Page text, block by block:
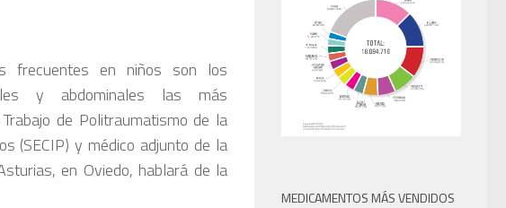
frecuentes en niños son los
y abdominales las más
de Politraumatismo de la
(SECIP) y médico adjunto de la
en Oviedo, hablará de la
MEDICAMENTOS MÁS VENDIDOS